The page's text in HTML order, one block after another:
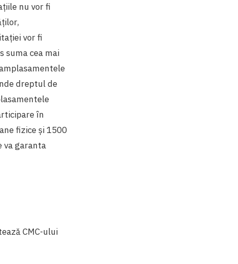
nu vor fi
vor fi
suma cea mai
dreptul de
în
fizice și 1500
va garanta
CMC-ului